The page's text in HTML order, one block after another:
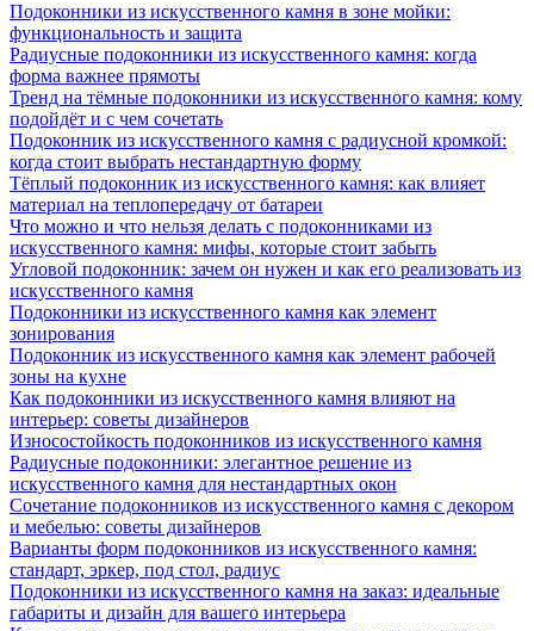
Подоконники из искусственного камня в зоне мойки:
функциональность и защита
Радиусные подоконники из искусственного камня: когда
форма важнее прямоты
Тренд на тёмные подоконники из искусственного камня: кому
подойдёт и с чем сочетать
Подоконник из искусственного камня с радиусной кромкой:
когда стоит выбрать нестандартную форму
Тёплый подоконник из искусственного камня: как влияет
материал на теплопередачу от батареи
Что можно и что нельзя делать с подоконниками из
искусственного камня: мифы, которые стоит забыть
Угловой подоконник: зачем он нужен и как его реализовать из
искусственного камня
Подоконники из искусственного камня как элемент
зонирования
Подоконник из искусственного камня как элемент рабочей
зоны на кухне
Как подоконники из искусственного камня влияют на
интерьер: советы дизайнеров
Износостойкость подоконников из искусственного камня
Радиусные подоконники: элегантное решение из
искусственного камня для нестандартных окон
Сочетание подоконников из искусственного камня с декором
и мебелью: советы дизайнеров
Варианты форм подоконников из искусственного камня:
стандарт, эркер, под стол, радиус
Подоконники из искусственного камня на заказ: идеальные
габариты и дизайн для вашего интерьера